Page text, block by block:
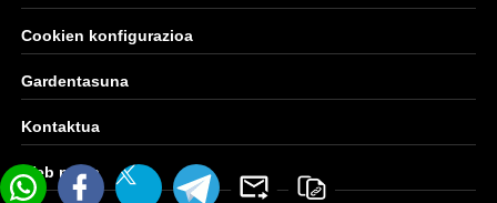
Cookien konfigurazioa
Gardentasuna
Kontaktua
Web mapa